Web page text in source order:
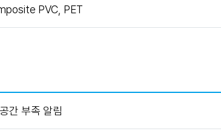
PVC, PET
간 부족 알림